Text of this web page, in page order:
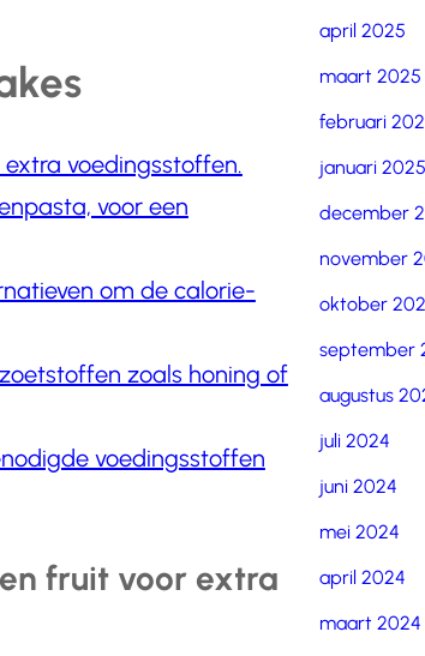
voedingsstoffen.
voor een
om de calorie-
zoals honing of
voedingsstoffen
fruit voor extra
april 2025
maart 2025
februari
januari 2025
december
november
oktober
september
augustus
juli 2024
juni 2024
mei 2024
april 2024
maart 2024